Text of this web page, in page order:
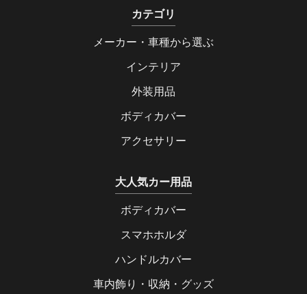
カテゴリ
メーカー・車種から選ぶ
インテリア
外装用品
ボディカバー
アクセサリー
大人気カー用品
ボディカバー
スマホホルダ
ハンドルカバー
車内飾り・収納・グッズ